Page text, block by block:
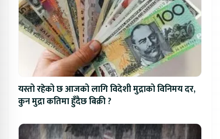
यस्तो रहेको छ आजको लागि विदेशी मुद्राको विनिमय दर,
कुन मुद्रा कतिमा हुँदैछ बिक्री ?